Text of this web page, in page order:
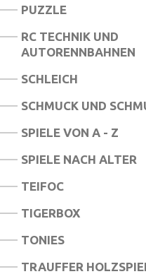
PUZZLE
RC TECHNIK UND
AUTORENNBAHNEN
SCHLEICH
SCHMUCK UND
SPIELE VON A - Z
SPIELE NACH ALTER
TEIFOC
TIGERBOX
TONIES
TRAUFFER